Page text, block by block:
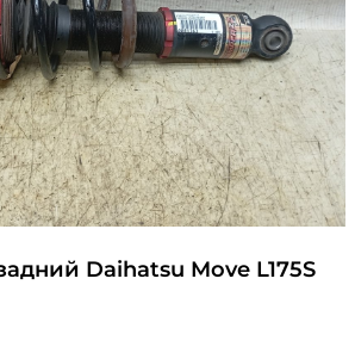
Daihatsu Move L175S